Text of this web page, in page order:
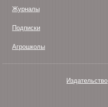
Журналы
Подписки
Агрошколы
Издательство